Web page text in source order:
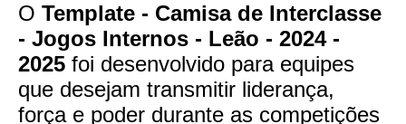
O Template - Camisa de Interclasse
- Jogos Internos - Leão - 2024 -
2025 foi desenvolvido para equipes
que desejam transmitir liderança,
força e poder durante as competições